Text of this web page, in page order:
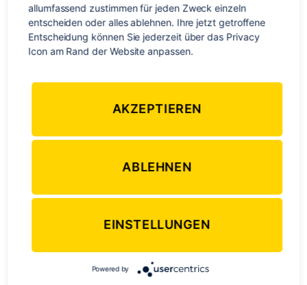
Schlagwörter
Australien, Backpacker ,Backpacking, Kanada ,Musik Neuseeland
Unsere ultimativen Reise-
Songs
BeitragsautorTravelWorks-Team Veröffentlichungsdatum
2. Oktober 2014
1 Kommentar
Unsere
allumfassend zustimmen für jeden Zweck einzeln
entscheiden oder alles ablehnen. Ihre jetzt getroffene
Entscheidung können Sie jederzeit über das Privacy
Icon am Rand der Website anpassen.
AKZEPTIEREN
ABLEHNEN
EINSTELLUNGEN
Powered by